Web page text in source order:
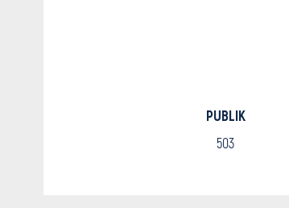
PUBLIK
503